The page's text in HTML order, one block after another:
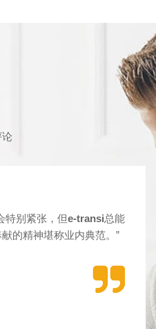
特别紧张，但e-transi总能
的精神堪称业内典范。”